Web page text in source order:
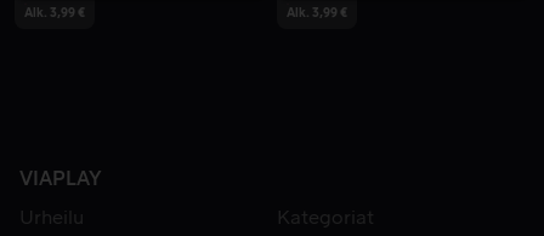
Alk. 3,99 € Alk. 3,99 €
VIAPLAY
Urheilu
Kategoriat